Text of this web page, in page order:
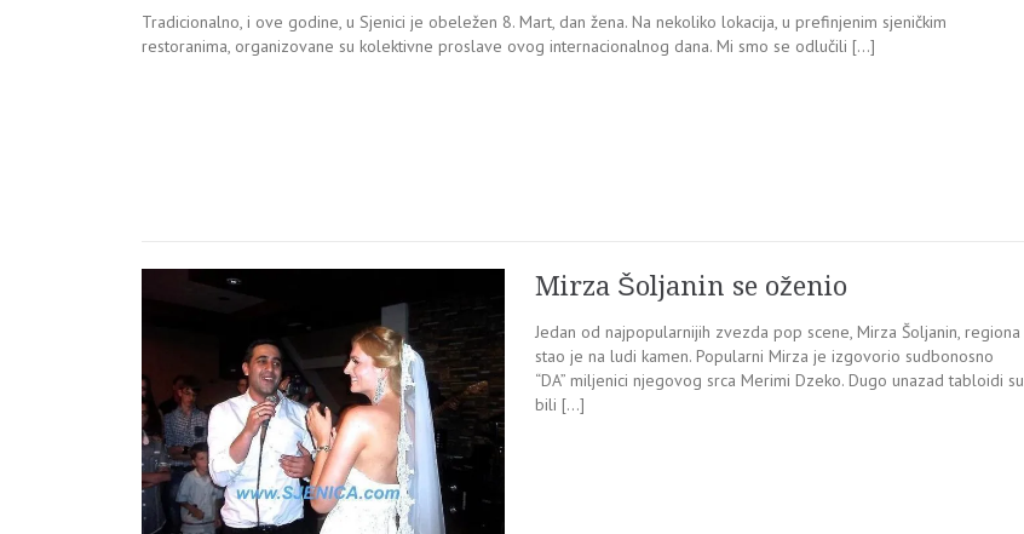
Tradicionalno, i ove godine, u Sjenici je obeležen 8. Mart, dan žena. Na nekoliko lokacija, u prefinjenim sjeničkim
restoranima, organizovane su kolektivne proslave ovog internacionalnog dana. Mi smo se odlučili […]
Mirza Šoljanin se oženio
Jedan od najpopularnijih zvezda pop scene, Mirza Šoljanin, regiona
stao je na ludi kamen. Popularni Mirza je izgovorio sudbonosno
“DA” miljenici njegovog srca Merimi Dzeko. Dugo unazad tabloidi su
bili […]